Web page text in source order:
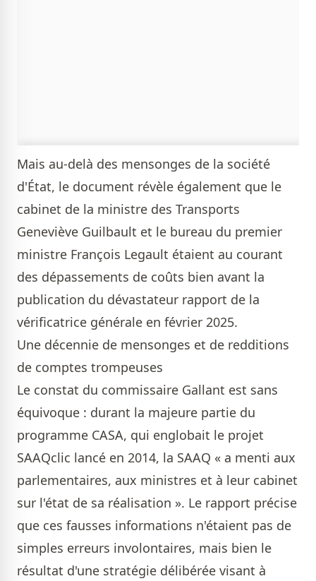
Mais au-delà des mensonges de la société
d'État, le document révèle également que le
cabinet de la ministre des Transports
Geneviève Guilbault et le bureau du premier
ministre François Legault étaient au courant
des dépassements de coûts bien avant la
publication du dévastateur rapport de la
vérificatrice générale en février 2025.
Une décennie de mensonges et de redditions
de comptes trompeuses
Le constat du commissaire Gallant est sans
équivoque : durant la majeure partie du
programme CASA, qui englobait le projet
SAAQclic lancé en 2014, la SAAQ « a menti aux
parlementaires, aux ministres et à leur cabinet
sur l'état de sa réalisation ». Le rapport précise
que ces fausses informations n'étaient pas de
simples erreurs involontaires, mais bien le
résultat d'une stratégie délibérée visant à